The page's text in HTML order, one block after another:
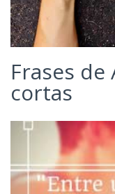
Frases
cortas